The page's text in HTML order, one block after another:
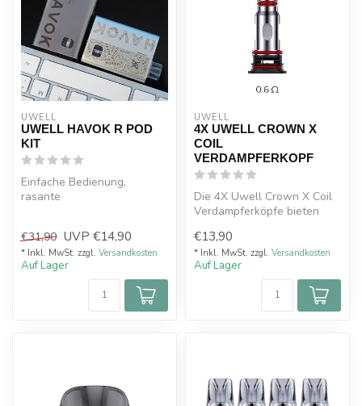
UWELL
UWELL HAVOK R POD
KIT
Einfache Bedienung,
rasante
Hav...
€31,90 UVP €14,90
* Inkl. MwSt. zzgl. Versandkosten
Auf Lager
UWELL
4X UWELL CROWN X
COIL
VERDAMPFERKOPF
Die 4X Uwell Crown X Coil
Verdampferköpfe bieten
Dampfleistun...
€13,90
* Inkl. MwSt. zzgl. Versandkosten
Auf Lager